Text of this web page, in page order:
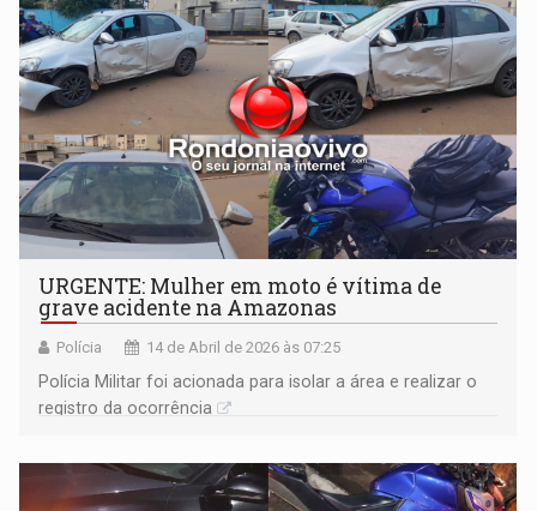
URGENTE: Mulher em moto é vítima de
grave acidente na Amazonas
Polícia 14 de Abril de 2026 às 07:25
Polícia Militar foi acionada para isolar a área e realizar o
registro da ocorrência